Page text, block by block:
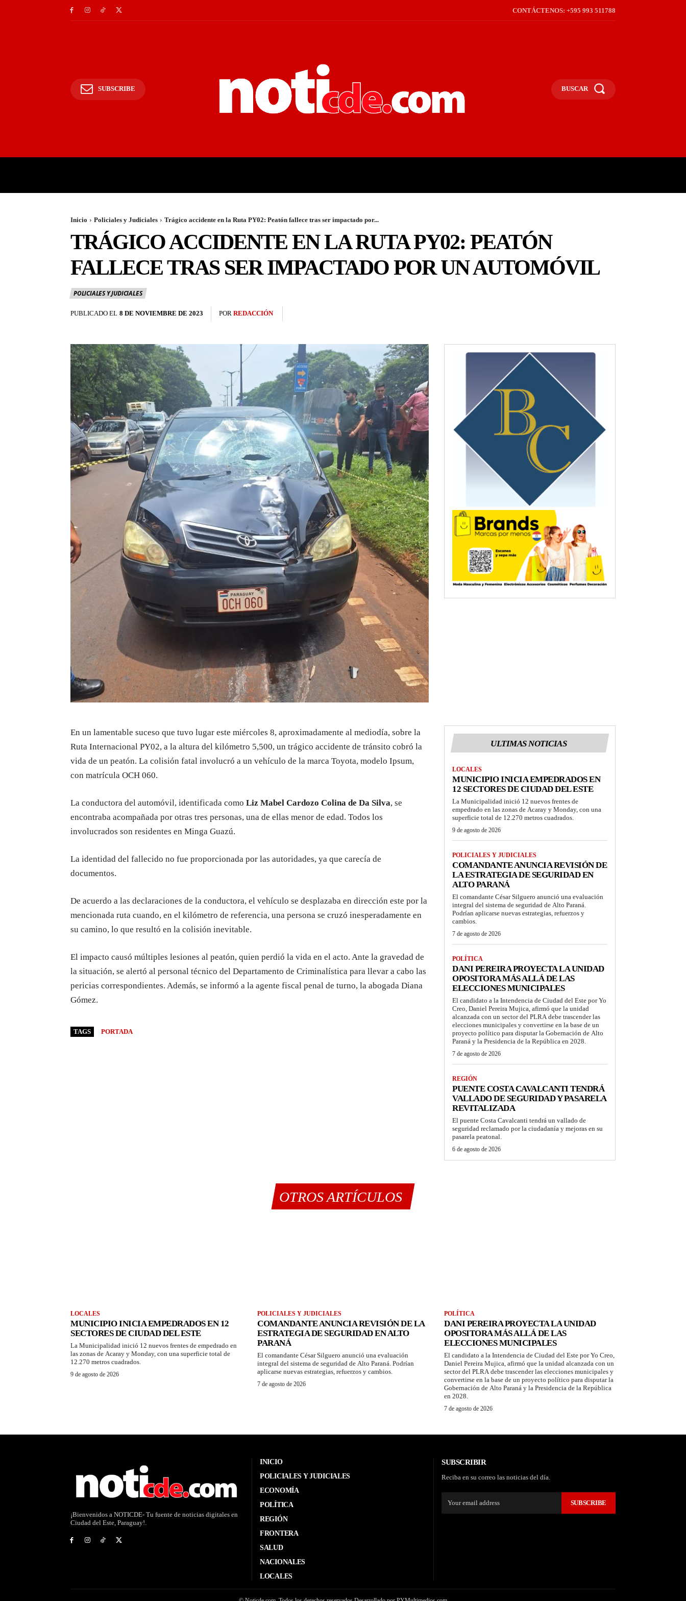
CONTÁCTENOS: +595 993 511788
SUBSCRIBE BUSCAR
Inicio Policiales y Judiciales Trágico accidente en la Ruta PY02: Peatón fallece tras ser impactado por...
TRÁGICO ACCIDENTE EN LA RUTA PY02: PEATÓN
FALLECE TRAS SER IMPACTADO POR UN AUTOMÓVIL
POLICIALES Y JUDICIALES
PUBLICADO EL 8 DE NOVIEMBRE DE 2023 POR REDACCIÓN
En un lamentable suceso que tuvo lugar este miércoles 8, aproximadamente al mediodía, sobre la
Ruta Internacional PY02, a la altura del kilómetro 5,500, un trágico accidente de tránsito cobró la
vida de un peatón. La colisión fatal involucró a un vehículo de la marca Toyota, modelo Ipsum,
con matrícula OCH 060.
La conductora del automóvil, identificada como Liz Mabel Cardozo Colina de Da Silva, se
encontraba acompañada por otras tres personas, una de ellas menor de edad. Todos los
involucrados son residentes en Minga Guazú.
La identidad del fallecido no fue proporcionada por las autoridades, ya que carecía de
documentos.
De acuerdo a las declaraciones de la conductora, el vehículo se desplazaba en dirección este por la
mencionada ruta cuando, en el kilómetro de referencia, una persona se cruzó inesperadamente en
su camino, lo que resultó en la colisión inevitable.
El impacto causó múltiples lesiones al peatón, quien perdió la vida en el acto. Ante la gravedad de
la situación, se alertó al personal técnico del Departamento de Criminalística para llevar a cabo las
pericias correspondientes. Además, se informó a la agente fiscal penal de turno, la abogada Diana
Gómez.
TAGS PORTADA
ULTIMAS NOTICIAS
LOCALES
MUNICIPIO INICIA EMPEDRADOS EN
12 SECTORES DE CIUDAD DEL ESTE
La Municipalidad inició 12 nuevos frentes de
empedrado en las zonas de Acaray y Monday, con una
superficie total de 12.270 metros cuadrados.
9 de agosto de 2026
POLICIALES Y JUDICIALES
COMANDANTE ANUNCIA REVISIÓN DE
LA ESTRATEGIA DE SEGURIDAD EN
ALTO PARANÁ
El comandante César Silguero anunció una evaluación
integral del sistema de seguridad de Alto Paraná.
Podrían aplicarse nuevas estrategias, refuerzos y
cambios.
7 de agosto de 2026
POLÍTICA
DANI PEREIRA PROYECTA LA UNIDAD
OPOSITORA MÁS ALLÁ DE LAS
ELECCIONES MUNICIPALES
El candidato a la Intendencia de Ciudad del Este por Yo
Creo, Daniel Pereira Mujica, afirmó que la unidad
alcanzada con un sector del PLRA debe trascender las
elecciones municipales y convertirse en la base de un
proyecto político para disputar la Gobernación de Alto
Paraná y la Presidencia de la República en 2028.
7 de agosto de 2026
REGIÓN
PUENTE COSTA CAVALCANTI TENDRÁ
VALLADO DE SEGURIDAD Y PASARELA
REVITALIZADA
El puente Costa Cavalcanti tendrá un vallado de
seguridad reclamado por la ciudadanía y mejoras en su
pasarela peatonal.
6 de agosto de 2026
OTROS ARTÍCULOS
LOCALES
MUNICIPIO INICIA EMPEDRADOS EN 12
SECTORES DE CIUDAD DEL ESTE
La Municipalidad inició 12 nuevos frentes de empedrado en
las zonas de Acaray y Monday, con una superficie total de
12.270 metros cuadrados.
9 de agosto de 2026
POLICIALES Y JUDICIALES
COMANDANTE ANUNCIA REVISIÓN DE LA
ESTRATEGIA DE SEGURIDAD EN ALTO
PARANÁ
El comandante César Silguero anunció una evaluación
integral del sistema de seguridad de Alto Paraná. Podrían
aplicarse nuevas estrategias, refuerzos y cambios.
7 de agosto de 2026
POLÍTICA
DANI PEREIRA PROYECTA LA UNIDAD
OPOSITORA MÁS ALLÁ DE LAS
ELECCIONES MUNICIPALES
El candidato a la Intendencia de Ciudad del Este por Yo Creo,
Daniel Pereira Mujica, afirmó que la unidad alcanzada con un
sector del PLRA debe trascender las elecciones municipales y
convertirse en la base de un proyecto político para disputar la
Gobernación de Alto Paraná y la Presidencia de la República
en 2028.
7 de agosto de 2026
¡Bienvenidos a NOTICDE- Tu fuente de noticias digitales en
Ciudad del Este, Paraguay!.
INICIO
POLICIALES Y JUDICIALES
ECONOMÍA
POLÍTICA
REGIÓN
FRONTERA
SALUD
NACIONALES
LOCALES
SUBSCRIBIR
Reciba en su correo las noticias del día.
SUBSCRIBE